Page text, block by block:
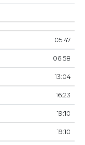
05:47
06:58
13:04
16:23
19:10
19:10